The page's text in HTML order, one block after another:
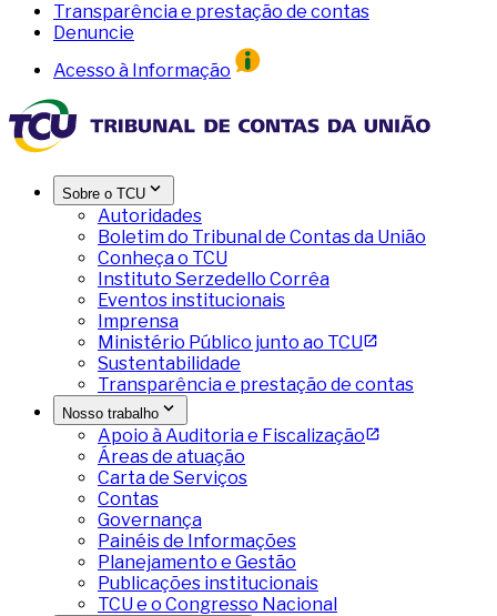
Transparência e prestação de contas
Denuncie
Acesso à Informação
Sobre o TCU
Autoridades
Boletim do Tribunal de Contas da União
Conheça o TCU
Instituto Serzedello Corrêa
Eventos institucionais
Imprensa
Ministério Público junto ao TCU
Sustentabilidade
Transparência e prestação de contas
Nosso trabalho
Apoio à Auditoria e Fiscalização
Áreas de atuação
Carta de Serviços
Contas
Governança
Painéis de Informações
Planejamento e Gestão
Publicações institucionais
TCU e o Congresso Nacional